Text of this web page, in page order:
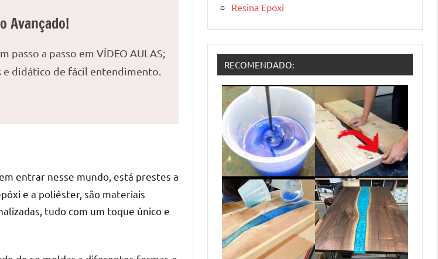
Avançado!
a passo em VÍDEO AULAS;
e didático de fácil entendimento.
entrar nesse mundo, está prestes a
e a poliéster, são materiais
tudo com um toque único e
Resina Epoxi
RECOMENDADO: